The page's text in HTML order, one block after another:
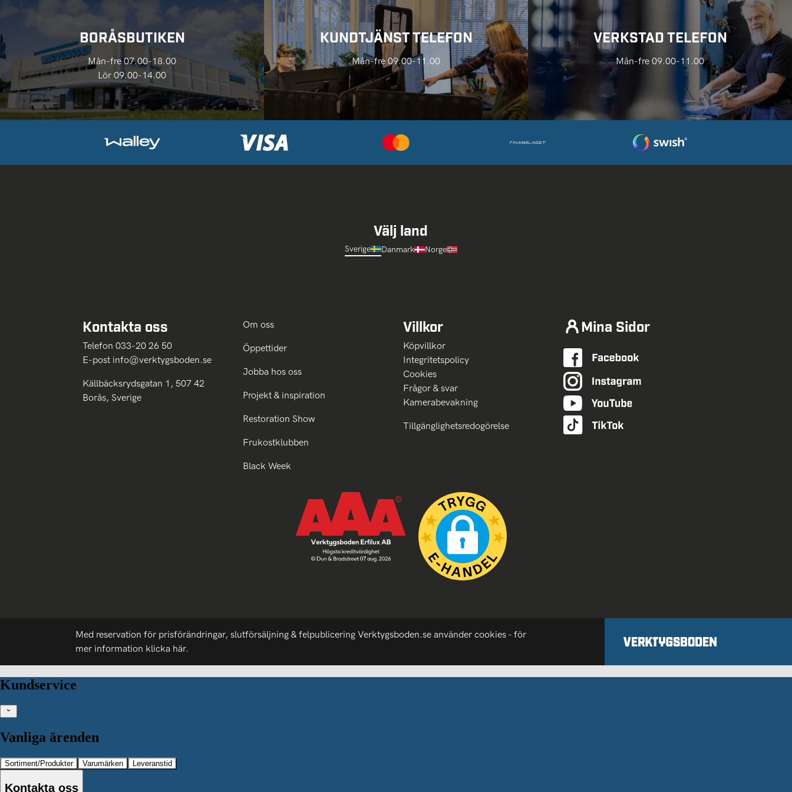
BORÅSBUTIKEN
Mån-fre 07.00-18.00
Lör 09.00-14.00
KUNDTJÄNST TELEFON
Mån-fre 09.00-11.00
VERKSTAD TELEFON
Mån-fre 09.00-11.00
Välj land
Sverige Danmark Norge
Kontakta oss
Telefon 033-20 26 50
E-post info@verktygsboden.se
Källbäcksrydsgatan 1, 507 42
Borås, Sverige
Om oss
Öppettider
Jobba hos oss
Projekt & inspiration
Restoration Show
Frukostklubben
Black Week
Villkor
Köpvillkor
Integritetspolicy
Cookies
Frågor & svar
Kamerabevakning
Tillgänglighetsredogörelse
Mina Sidor
Med reservation för prisförändringar, slutförsäljning & felpublicering Verktygsboden.se använder cookies - för
mer information klicka här.